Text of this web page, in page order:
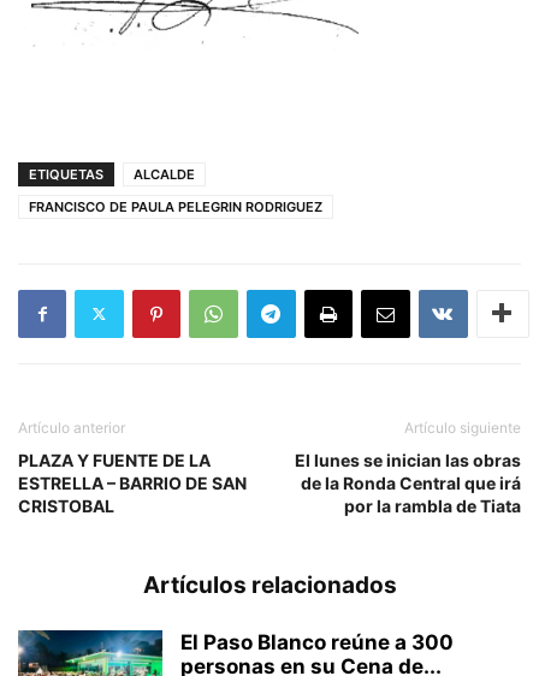
ETIQUETAS
ALCALDE
FRANCISCO DE PAULA PELEGRIN RODRIGUEZ
Artículo anterior
PLAZA Y FUENTE DE LA
ESTRELLA – BARRIO DE SAN
CRISTOBAL
Artículo siguiente
El lunes se inician las obras
de la Ronda Central que irá
por la rambla de Tiata
Artículos relacionados
El Paso Blanco reúne a 300
personas en su Cena de...